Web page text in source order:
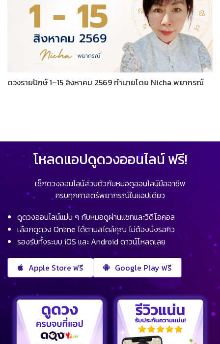
ดวงรายปักษ์ 1–15 สิงหาคม 2569 ทำนายโดย Nicha พยากรณ์
โหลดแอปดูดวงออนไลน์ ฟรี!
เช็กดวงออนไลน์ส่วนตัวกับหมอดูออนไลน์มืออาชีพ
ครบทุกศาสตร์พยากรณ์ในแอปเดียว
ดูดวงออนไลน์แม่น ๆ กับหมอดูผ่านแชทและวิดีโอคอล
เลือกดูดวง Online ได้ตามสไตล์คุณ ไม่ต้องนั่งรอคิว
รองรับทั้งระบบ iOS และ Android ดาวน์โหลดเลย
Apple Store ฟรี Google Play ฟรี